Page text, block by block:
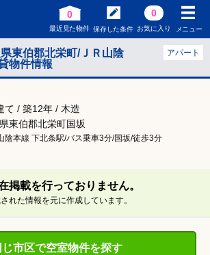
0
最近見た物件 保存した条件
0
お気に入り メニュー
東伯郡北栄町/ＪＲ山陰
物件情報
アパート
て / 築12年 / 木造
東伯郡北栄町国坂
陰本線 下北条駅/バス乗車3分/国坂/徒歩3分
掲載を行っておりません。
れた情報を元に作成しています。
じ市区で空室物件を探す